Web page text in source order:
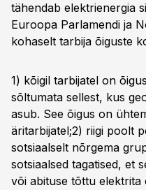
tähendab elektrienergia
Euroopa Parlamendi ja
kohaselt tarbija õiguste
1) kõigil tarbijatel on
sõltumata sellest, kus
asub. See õigus on
äritarbijatel;2) riigi poolt
sotsiaalselt nõrgema
sotsiaalsed tagatised, et
või abituse tõttu elektrita